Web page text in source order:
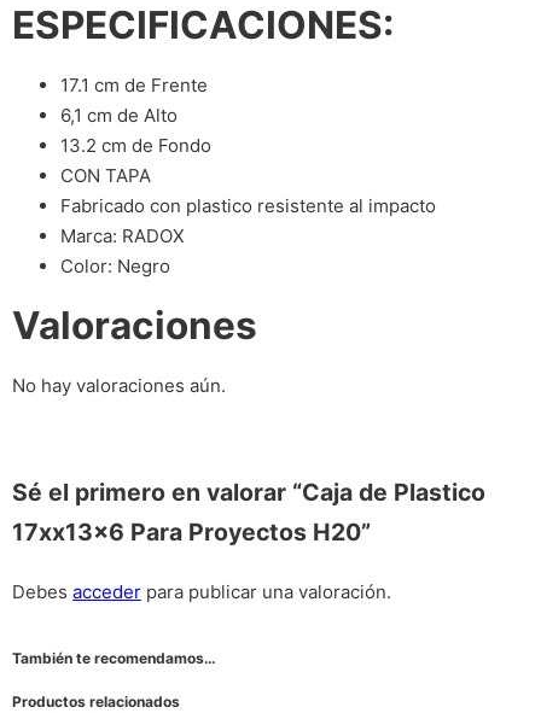
ESPECIFICACIONES:
17.1 cm de Frente
6,1 cm de Alto
13.2 cm de Fondo
CON TAPA
Fabricado con plastico resistente al impacto
Marca: RADOX
Color: Negro
Valoraciones
No hay valoraciones aún.
Sé el primero en valorar “Caja de Plastico
17xx13x6 Para Proyectos H20”
Debes acceder para publicar una valoración.
También te recomendamos…
Productos relacionados